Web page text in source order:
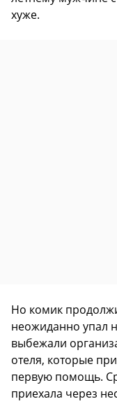
хуже.
Но комик
неожиданно упал
выбежали
отеля, которые
первую помощь.
приехала через